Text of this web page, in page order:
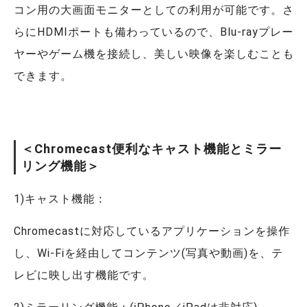
コン用の大画面モニターとしての利用が可能です。さ
らにHDMIポートも備わっているので、Blu-rayプレー
ヤーやゲーム機を接続し、美しい映像を楽しむことも
できます。
＜Chromecast便利なキャスト機能とミラー
リング機能＞
1)キャスト機能：
Chromecastに対応しているアプリケーションを操作
し、Wi-Fiを経由してコンテンツ(写真や動画)を、テ
レビに映し出す機能です。